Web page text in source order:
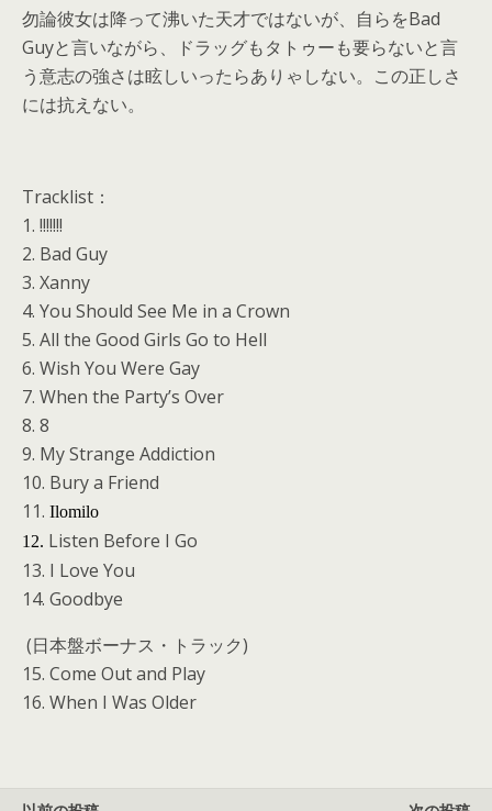
勿論彼女は降って沸いた天才ではないが、自らをBad
Guyと言いながら、ドラッグもタトゥーも要らないと言
う意志の強さは眩しいったらありゃしない。この正しさ
には抗えない。
Tracklist：
1. !!!!!!!
2. Bad Guy
3. Xanny
4. You Should See Me in a Crown
5. All the Good Girls Go to Hell
6. Wish You Were Gay
7. When the Party’s Over
8. 8
9. My Strange Addiction
10. Bury a Friend
11. Ilomilo
12. Listen Before I Go
13. I Love You
14. Goodbye
(日本盤ボーナス・トラック)
15. Come Out and Play
16. When I Was Older